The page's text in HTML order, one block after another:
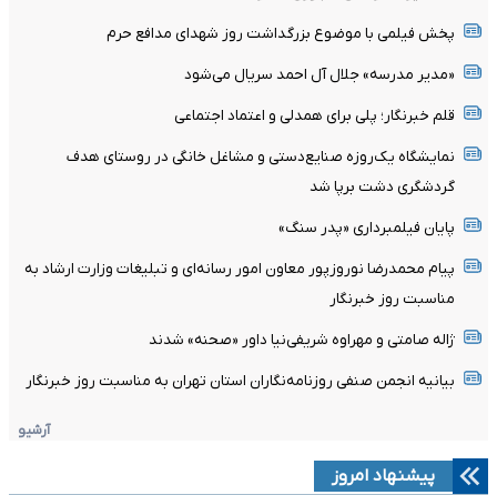
پخش فیلمی با موضوع بزرگداشت روز شهدای مدافع حرم
«مدیر مدرسه» جلال آل احمد سریال می‌شود
قلم خبرنگار؛ پلی برای همدلی و اعتماد اجتماعی
نمایشگاه یک‌روزه صنایع‌دستی و مشاغل خانگی در روستای هدف
گردشگری دشت برپا شد
پایان فیلمبرداری «پدر سنگ»
پیام محمدرضا نوروزپور معاون امور رسانه‌ای و تبلیغات وزارت ارشاد به
مناسبت روز خبرنگار
ژاله صامتی و مهراوه شریفی‌نیا داور «صحنه» شدند
بیانیه انجمن صنفی روزنامه‌نگاران استان تهران به مناسبت روز خبرنگار
آرشیو
پیشنهاد امروز